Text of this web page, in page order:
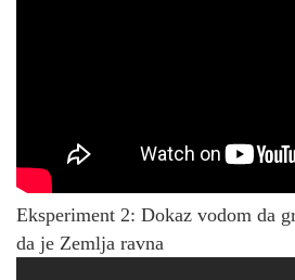
Eksperiment 2: Dokaz vodom da
da je Zemlja ravna